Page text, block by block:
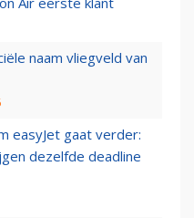
naam vliegveld van
easyJet gaat verder:
dezelfde deadline